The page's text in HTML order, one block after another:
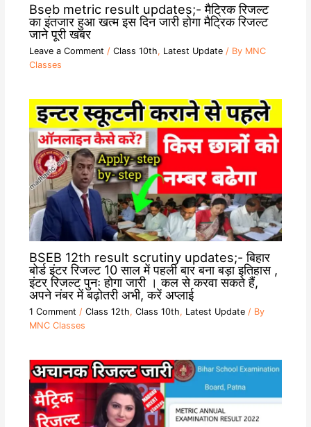
Bseb metric result updates;- मैट्रिक रिजल्ट
का इंतजार हुआ खत्म इस दिन जारी होगा मैट्रिक रिजल्ट
जाने पूरी खबर
Leave a Comment / Class 10th, Latest Update/ By MNC
Classes
BSEB 12th result scrutiny updates;- बिहार
बोर्ड इंटर रिजल्ट 10 साल में पहली बार बना बड़ा इतिहास ,
इंटर रिजल्ट पुनः होगा जारी । कल से करवा सकते हैं,
अपने नंबर में बढ़ोतरी अभी, करें अप्लाई
1 Comment / Class 12th, Class 10th, Latest Update/ By
MNC Classes